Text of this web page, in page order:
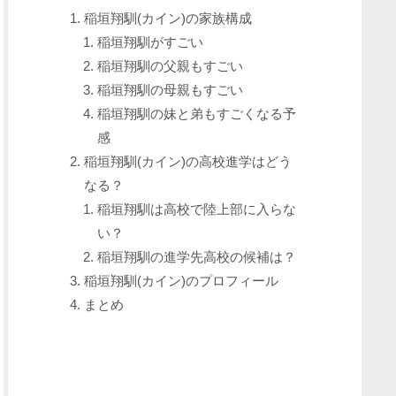
稲垣翔馴(カイン)の家族構成
稲垣翔馴がすごい
稲垣翔馴の父親もすごい
稲垣翔馴の母親もすごい
稲垣翔馴の妹と弟もすごくなる予
感
稲垣翔馴(カイン)の高校進学はどう
なる？
稲垣翔馴は高校で陸上部に入らな
い？
稲垣翔馴の進学先高校の候補は？
稲垣翔馴(カイン)のプロフィール
まとめ